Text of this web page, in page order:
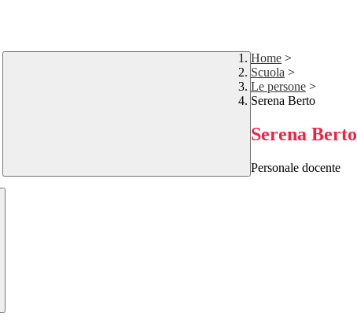
Home >
Scuola >
Le persone >
Serena Berto
Serena Berto
Personale docente